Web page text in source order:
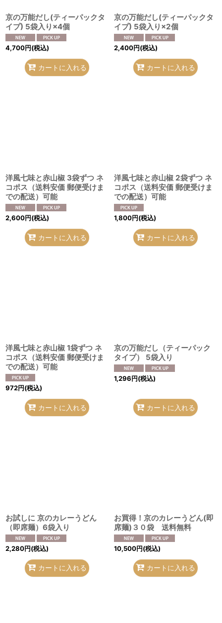
京の万能だし(ティーパックタ
イプ) 5袋入り×4個
4,700円(税込)
カートに入れる
京の万能だし(ティーパックタ
イプ) 5袋入り×2個
2,400円(税込)
カートに入れる
洋風七味と赤山椒 3袋ずつ ネ
コポス（送料安価 郵便受けま
での配送）可能
2,600円(税込)
カートに入れる
洋風七味と赤山椒 2袋ずつ ネ
コポス（送料安価 郵便受けま
での配送）可能
1,800円(税込)
カートに入れる
洋風七味と赤山椒 1袋ずつ ネ
コポス（送料安価 郵便受けま
での配送）可能
972円(税込)
カートに入れる
京の万能だし（ティーパック
タイプ） 5袋入り
1,296円(税込)
カートに入れる
お試しに 京のカレーうどん
（即席麺）6袋入り
2,280円(税込)
カートに入れる
お買得！京のカレーうどん(即
席麺)３０袋 送料無料
10,500円(税込)
カートに入れる